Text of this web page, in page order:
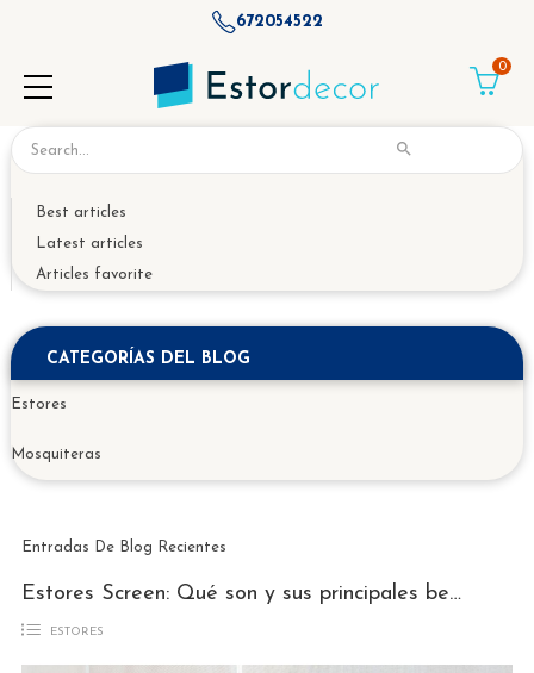
672054522
0

Best articles
Latest articles
Articles favorite
CATEGORÍAS DEL BLOG
Estores
Mosquiteras
Entradas De Blog Recientes
Estores Screen: Qué son y sus principales beneficios para tu hogar o despacho
ESTORES